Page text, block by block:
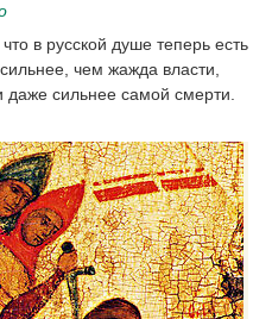
в русской душе теперь есть
чем жажда власти,
даже сильнее самой смерти.